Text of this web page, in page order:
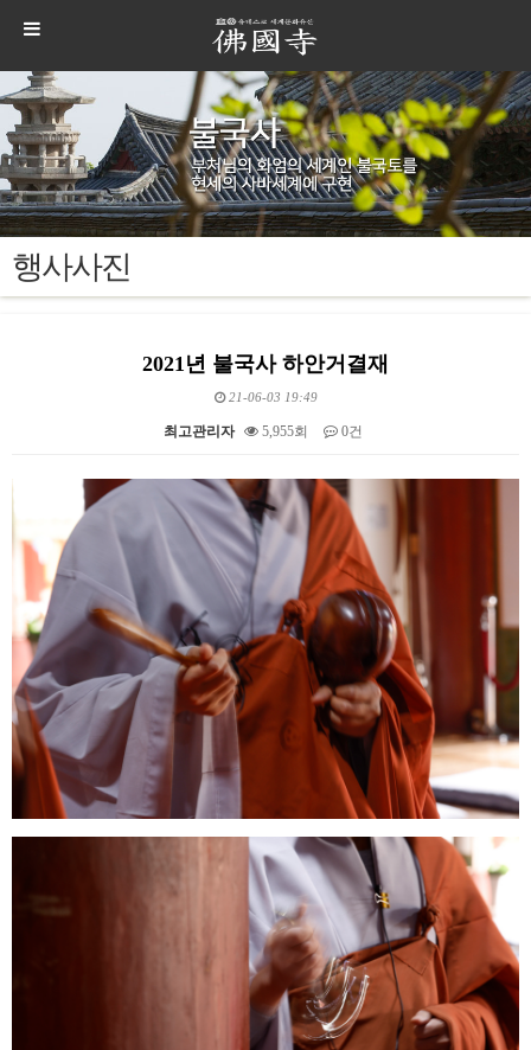
행사사진
2021년 불국사 하안거결재
21-06-03 19:49
최고관리자 5,955회 0건
본문